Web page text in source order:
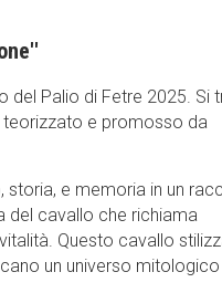
del Palio di Fetre 2025. Si
teorizzato e promosso da
e memoria in un
cavallo che richiama
Questo cavallo
un universo mitologico